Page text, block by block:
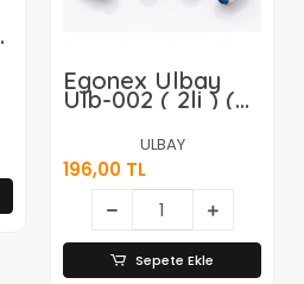
Egonex Ulbay
Ulb-002 ( 2li ) (
Ef Ara ) ( 50pcs )
Uydu Konnektör
Birleştirici ( Brkt-
810473 )*100
ULBAY
196,00 TL
Sepete Ekle